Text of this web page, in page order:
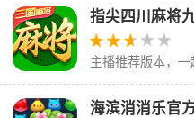
指尖四川麻将
主播推荐版本，一
海滨消消乐官